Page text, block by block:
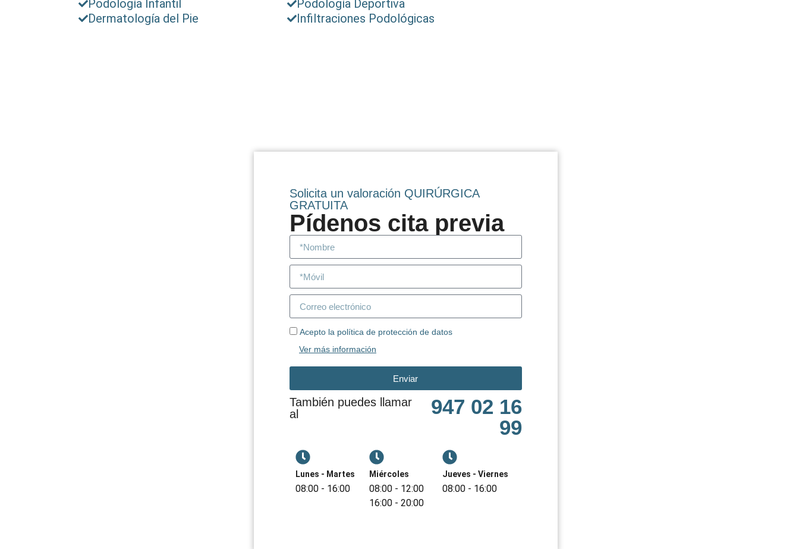
Podología Infantil
Dermatología del Pie
Podología Deportiva
Infiltraciones Podológicas
Solicita un valoración QUIRÚRGICA
GRATUITA
Pídenos cita previa
Acepto la política de protección de datos
Ver más información
Enviar
También puedes llamar
al
947 02 16
99
Lunes - Martes
08:00 - 16:00
Miércoles
08:00 - 12:00
16:00 - 20:00
Jueves - Viernes
08:00 - 16:00